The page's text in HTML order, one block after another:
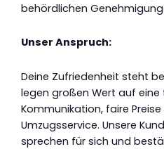
behördlichen
Unser Anspruch:
Deine Zufriedenheit steht
legen großen Wert auf
Kommunikation, faire
Umzugsservice. Unsere
sprechen für sich und